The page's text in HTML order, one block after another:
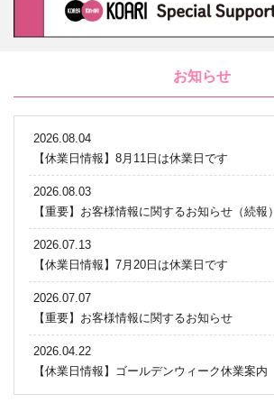
お知らせ
2026.08.04
【休業日情報】8月11日は休業日です
2026.08.03
【重要】お客様情報に関するお知らせ（続報）
2026.07.13
【休業日情報】7月20日は休業日です
2026.07.07
【重要】お客様情報に関するお知らせ
2026.04.22
【休業日情報】ゴールデンウィーク休業案内